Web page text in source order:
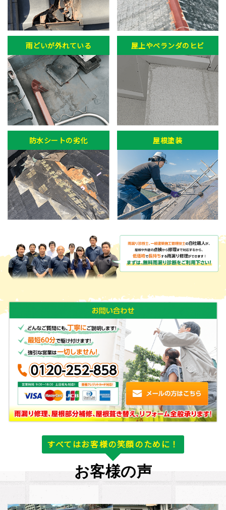
雨どいが外れている 屋上やベランダのヒビ
防水シートの劣化 屋根塗装
すべてはお客様の笑顔のために！
お客様の声